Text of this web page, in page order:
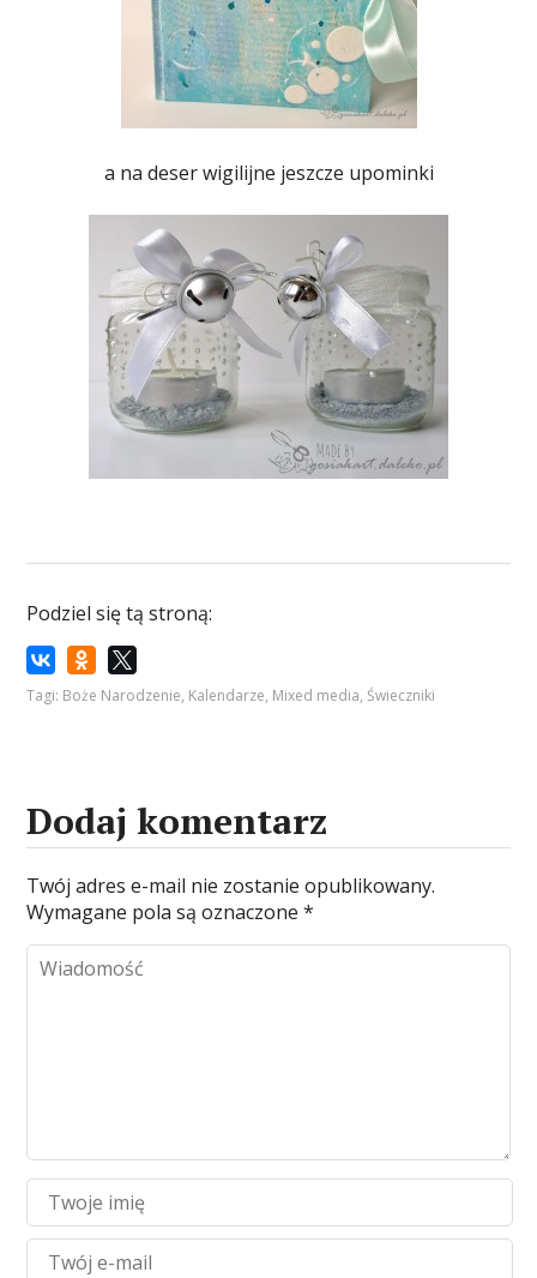
a na deser wigilijne jeszcze upominki
Podziel się tą stroną:
Tagi: Boże Narodzenie, Kalendarze, Mixed media,Świeczniki
Dodaj komentarz
Twój adres e-mail nie zostanie opublikowany.
Wymagane pola są oznaczone*